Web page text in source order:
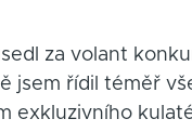
za volant
jsem řídil téměř
exkluzivního